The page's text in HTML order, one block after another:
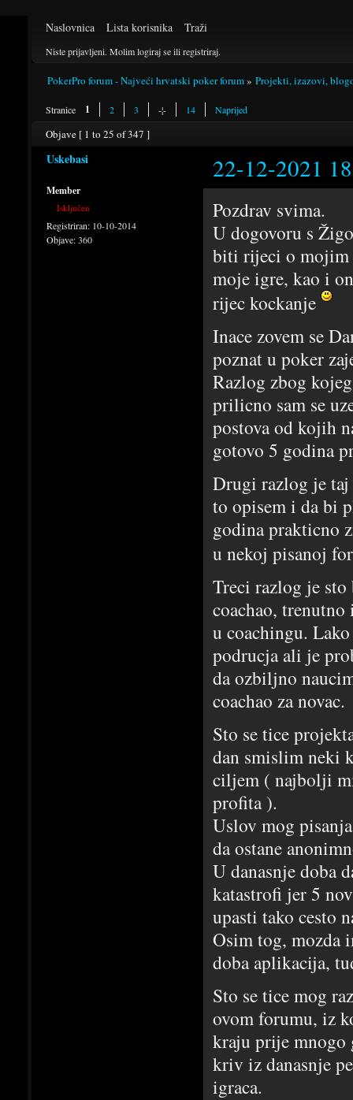
Naslovnica Lista korisnika Traži
Niste prijavljeni. Molim logiraj se ili registriraj.
PokerPro forum - Najveći hrvatski poker forum» Projekti, izazovi,
Stranice 1 2 3 -¦- 14 Naprijed
Objave [ 1 to 25 of 347 ]
Uskebasi 22-12-2021
Member
Isključen
Registriran: 10-10-2014
Objave:360
Pozdrav svima.
U dogovoru s
biti rijeci o mojim
moje igre, kao i
rijec kockanje
Inace zovem se
poznat u poker
Razlog zbog
prilicno sam se
postova od kojih
gotovo 5 godina
Drugi razlog je
to opisem i da bi
godina prakticno
u nekoj pisanoj
Treci razlog je
coachao,
u coachingu.
podrucja ali je
da ozbiljno
coachao za novac.
Sto se tice
dan smislim neki
ciljem ( najbolji
profita ).
Uslov mog
da ostane
U danasnje doba
katastrofi jer 5
upasti tako cesto
Osim tog, mozda
doba aplikacija,
Sto se tice mog
ovom forumu, iz
kraju prije mnogo
kriv iz danasnje
igraca.